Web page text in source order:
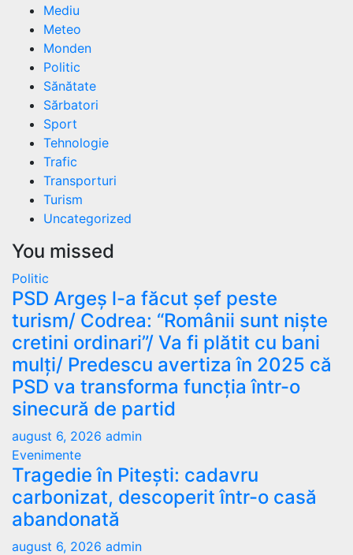
Mediu
Meteo
Monden
Politic
Sănătate
Sărbatori
Sport
Tehnologie
Trafic
Transporturi
Turism
Uncategorized
You missed
Politic
PSD Argeș l-a făcut șef peste
turism/ Codrea: “Românii sunt niște
cretini ordinari”/ Va fi plătit cu bani
mulți/ Predescu avertiza în 2025 că
PSD va transforma funcția într-o
sinecură de partid
august 6, 2026 admin
Evenimente
Tragedie în Pitești: cadavru
carbonizat, descoperit într-o casă
abandonată
august 6, 2026 admin